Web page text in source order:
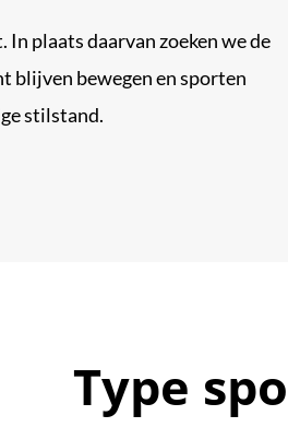
plaats daarvan zoeken we de
blijven bewegen en sporten
stilstand.
Type